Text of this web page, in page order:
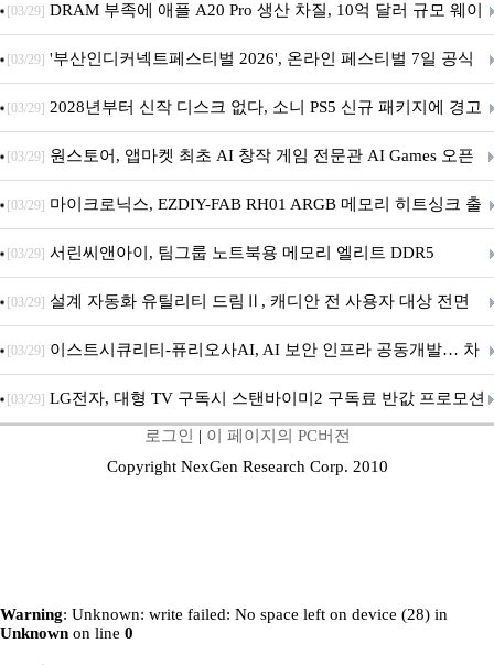
[03/29] DRAM 부족에 애플 A20 Pro 생산 차질, 10억 달러 규모 웨이
퍼 대기
[03/29] '부산인디커넥트페스티벌 2026', 온라인 페스티벌 7일 공식
개막... 22일간 진행
[03/29] 2028년부터 신작 디스크 없다, 소니 PS5 신규 패키지에 경고
문 추가
[03/29] 원스토어, 앱마켓 최초 AI 창작 게임 전문관 AI Games 오픈
[03/29] 마이크로닉스, EZDIY-FAB RH01 ARGB 메모리 히트싱크 출
시
[03/29] 서린씨앤아이, 팀그룹 노트북용 메모리 엘리트 DDR5
5600MHz 16GB 출시
[03/29] 설계 자동화 유틸리티 드림Ⅱ, 캐디안 전 사용자 대상 전면
무상 배포
[03/29] 이스트시큐리티-퓨리오사AI, AI 보안 인프라 공동개발… 차
세대 AI 보안 플랫폼 구축
[03/29] LG전자, 대형 TV 구독시 스탠바이미2 구독료 반값 프로모션
로그인 | 이 페이지의 PC버전
Copyright NexGen Research Corp. 2010
Warning: Unknown: write failed: No space left on device (28) in
Unknown on line 0